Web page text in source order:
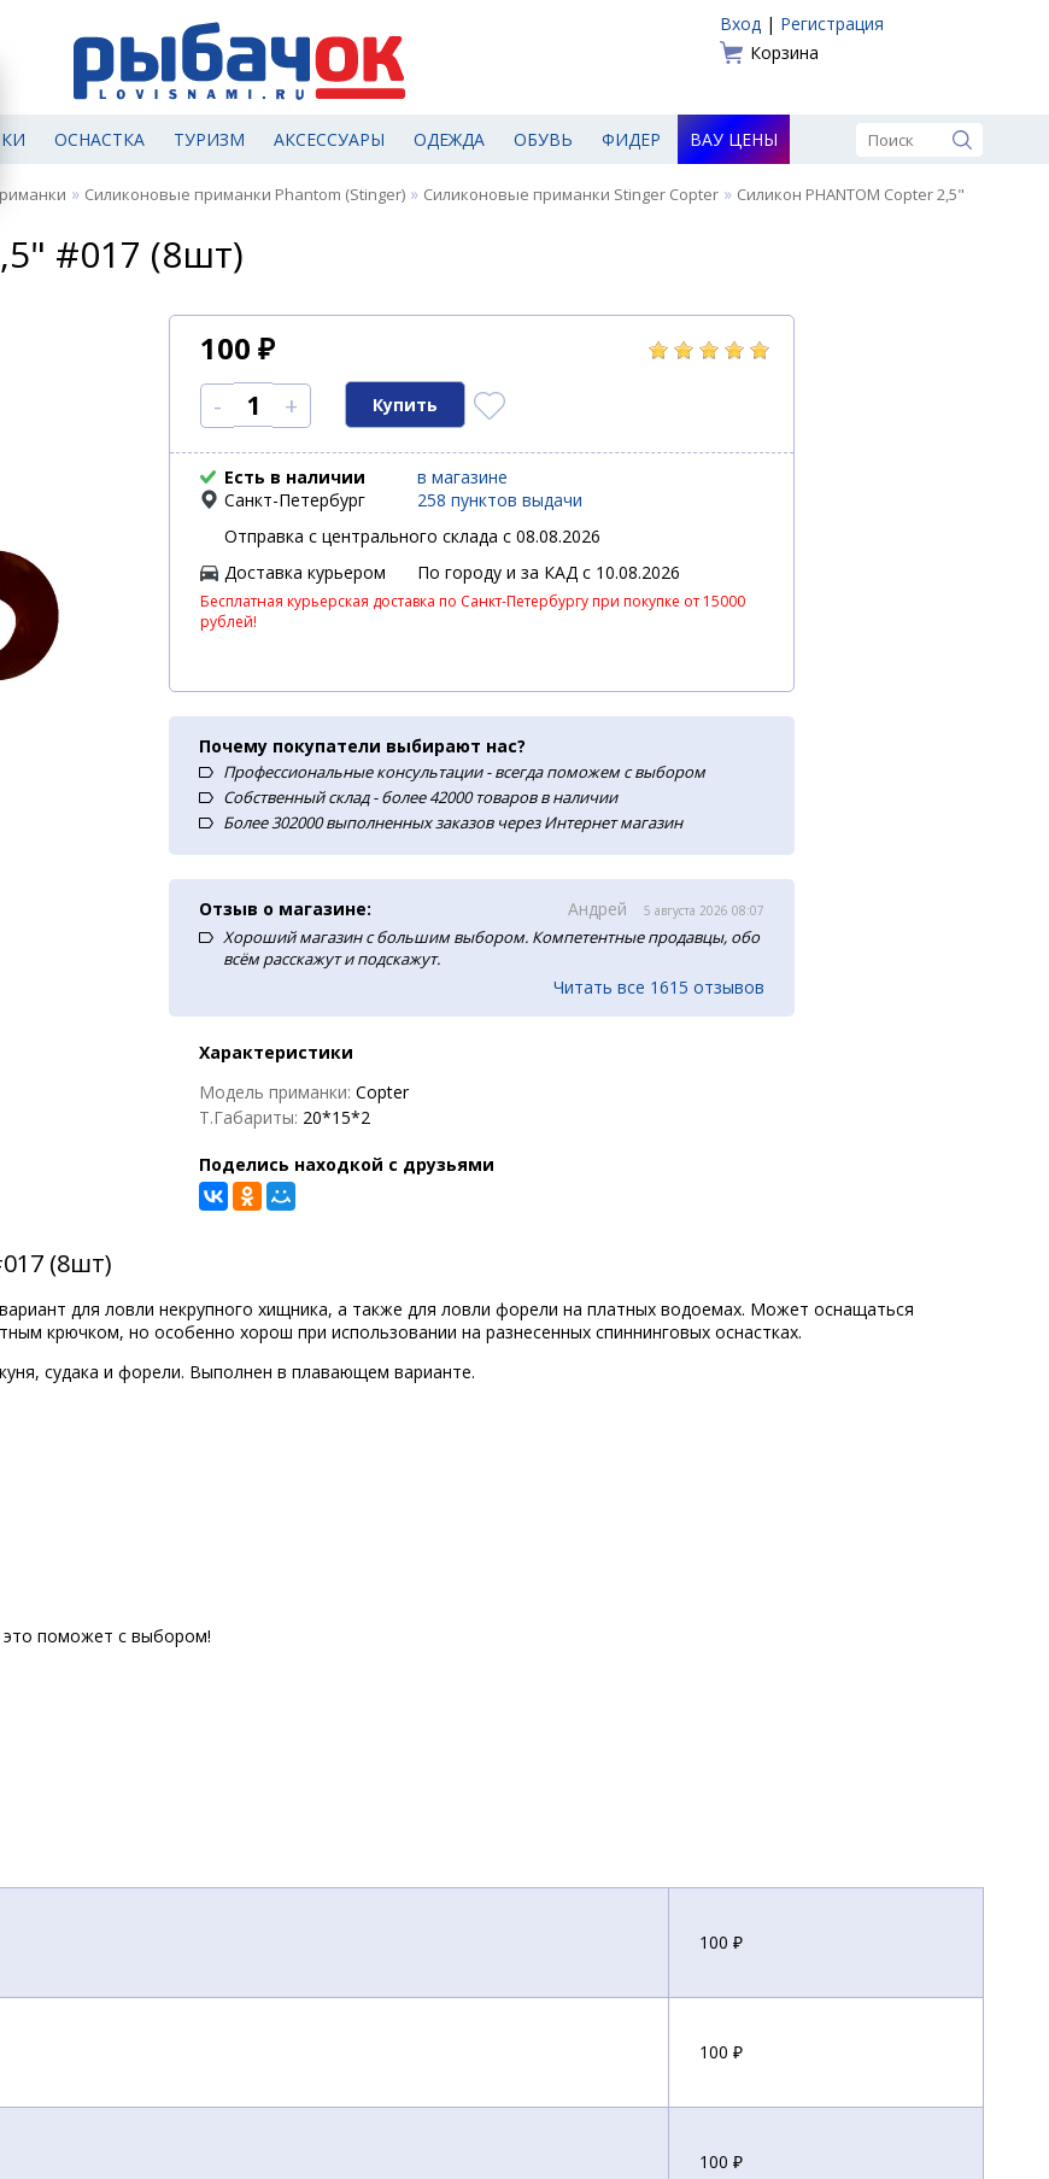
Вход | Регистрация
Корзина
ОСНАСТКА ТУРИЗМ АКСЕССУАРЫ ОДЕЖДА ОБУВЬ ФИДЕР ВАУ ЦЕНЫ
» Силиконовые приманки Phantom (Stinger) » Силиконовые приманки Stinger Copter » Силикон PHANTOM Copter 2,5"
#017 (8шт)
100 ₽
- +
Есть в наличии
в магазине
Санкт-Петербург
258 пунктов выдачи
Отправка с центрального склада с 08.08.2026
Доставка курьером
По городу и за КАД c 10.08.2026
Бесплатная курьерская доставка по Санкт-Петербургу при покупке от 15000
рублей!
Почему покупатели выбирают нас?
Профессиональные консультации - всегда поможем с выбором
Собственный склад - более 42000 товаров в наличии
Более 302000 выполненных заказов через Интернет магазин
Отзыв о магазине: Андрей 5 августа 2026 08:07
Хороший магазин с большим выбором. Компетентные продавцы, обо
всём расскажут и подскажут.
Читать все 1615 отзывов
Характеристики
Модель приманки: Copter
Т.Габариты: 20*15*2
Поделись находкой с друзьями
(8шт)
для ловли некрупного хищника, а также для ловли форели на платных водоемах. Может оснащаться
крючком, но особенно хорош при использовании на разнесенных спиннинговых оснастках.
судака и форели. Выполнен в плавающем варианте.
поможет с выбором!
100 ₽
100 ₽
100 ₽